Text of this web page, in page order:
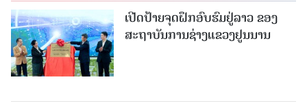
ເປີດປ້າຍຈຸດຝຶກອົບຮົມຢູ່ລາວ ຂອງ
ສະຖາບັນການຊ່າງແຂວງຢູນນານ